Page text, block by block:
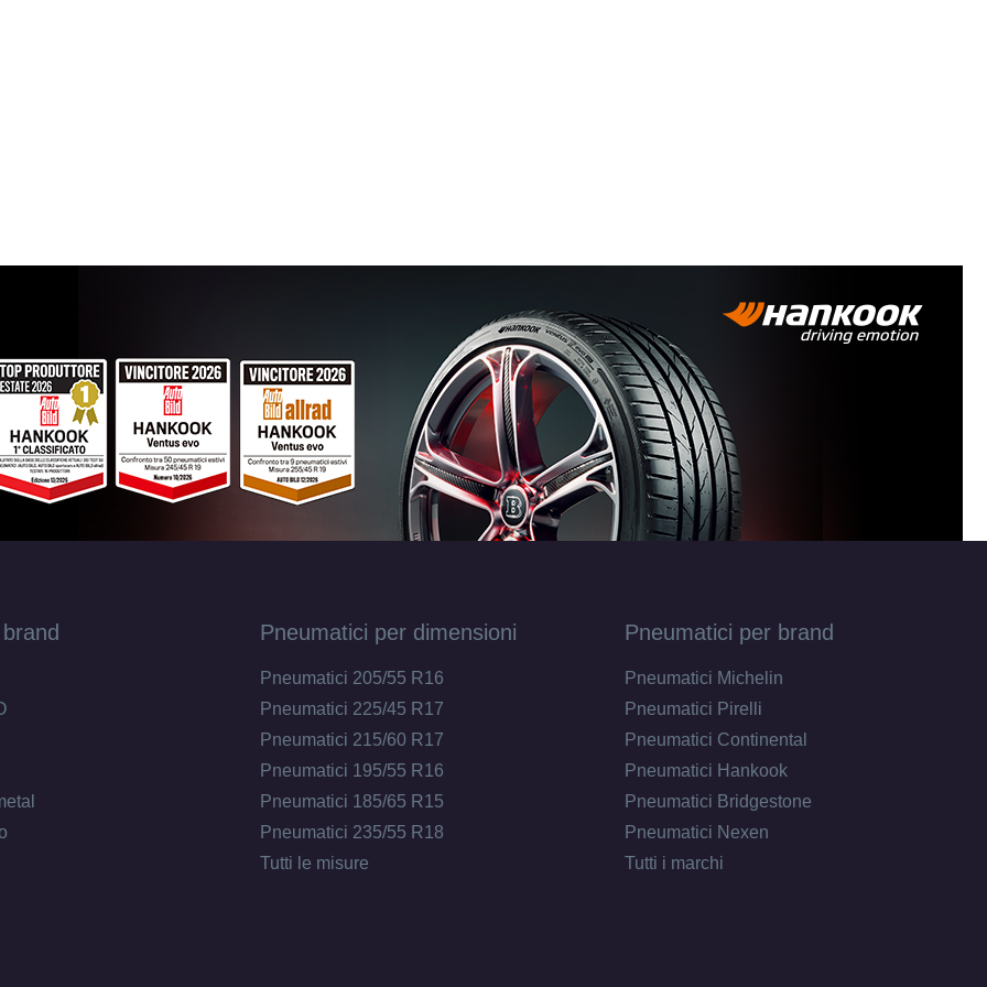
Pneumatici per dimensioni
Pneumatici 205/55 R16
Pneumatici 225/45 R17
Pneumatici 215/60 R17
Pneumatici 195/55 R16
Pneumatici 185/65 R15
Pneumatici 235/55 R18
Tutti le misure
Pneumatici per brand
Pneumatici Michelin
Pneumatici Pirelli
Pneumatici Continental
Pneumatici Hankook
Pneumatici Bridgestone
Pneumatici Nexen
Tutti i marchi